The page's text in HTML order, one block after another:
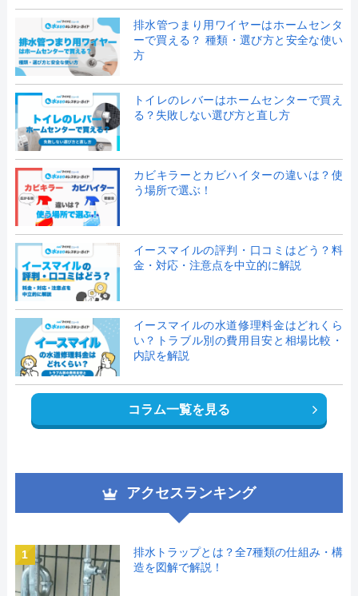
排水管つまり用ワイヤーはホームセンタ
ーで買える？ 種類・選び方と安全な使い
方
トイレのレバーはホームセンターで買え
る？失敗しない選び方と直し方
カビキラーとカビハイターの違いは？使
う場所で選ぶ！
イースマイルの評判・口コミはどう？料
金・対応・注意点を中立的に解説
イースマイルの水道修理料金はどれくら
い？トラブル別の費用目安と相場比較・
内訳を解説
コラム一覧を見る
アクセスランキング
1
排水トラップとは？全7種類の仕組み・構
造を図解で解説！